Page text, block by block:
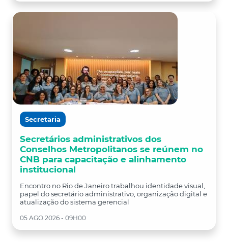
Secretaria
Secretários administrativos dos
Conselhos Metropolitanos se reúnem no
CNB para capacitação e alinhamento
institucional
Encontro no Rio de Janeiro trabalhou identidade visual,
papel do secretário administrativo, organização digital e
atualização do sistema gerencial
05 AGO 2026 - 09H00